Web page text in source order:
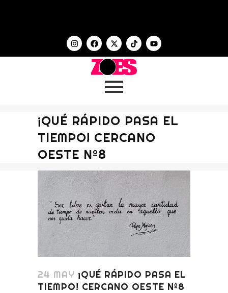
¡QUÉ RÁPIDO PASA EL
TIEMPO! CERCANO
OESTE Nº8
24 MAY ¡QUÉ RÁPIDO PASA EL
TIEMPO! CERCANO OESTE Nº8